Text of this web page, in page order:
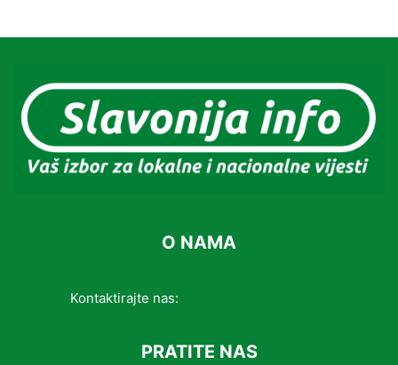
O NAMA
Kontaktirajte nas:
PRATITE NAS